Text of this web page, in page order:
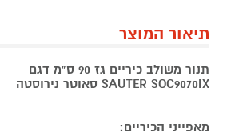
תיאור המוצר
תנור משולב כיריים גז 90 ס"מ דגם
SAUTERSOC9070IX סאוטר נירוסטה
מאפייני הכיריים: